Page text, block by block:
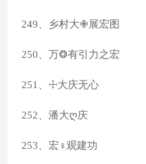
249、乡村大✙展宏图
250、万❂有引力之宏
251、☩大庆无心
252、潘大ღ庆
253、宏♀观建功